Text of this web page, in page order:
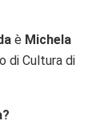
è Michela
di Cultura di